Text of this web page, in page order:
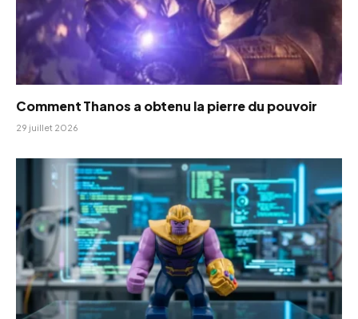
Comment Thanos a obtenu la pierre du pouvoir
29 juillet 2026